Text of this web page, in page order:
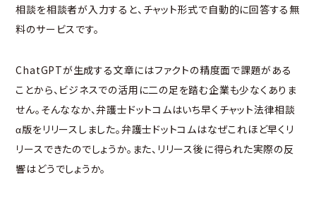
相談を相談者が入力すると、チャット形式で自動的に回答する無
料のサービスです。
ChatGPTが生成する文章にはファクトの精度面で課題がある
ことから、ビジネスでの活用に二の足を踏む企業も少なくありま
せん。そんななか、弁護士ドットコムはいち早くチャット法律相談
α版をリリースしました。弁護士ドットコムはなぜこれほど早くリ
リースできたのでしょうか。また、リリース後に得られた実際の反
響はどうでしょうか。